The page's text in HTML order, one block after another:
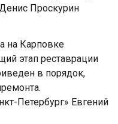
Проскурин
на Карповке
этап реставрации
в порядок,
Петербург» Евгений